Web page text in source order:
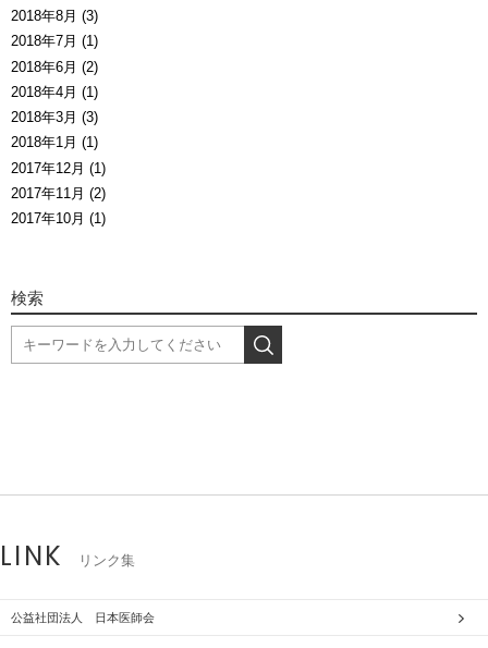
2018年8月 (3)
2018年7月 (1)
2018年6月 (2)
2018年4月 (1)
2018年3月 (3)
2018年1月 (1)
2017年12月 (1)
2017年11月 (2)
2017年10月 (1)
検索
LINK リンク集
公益社団法人 日本医師会